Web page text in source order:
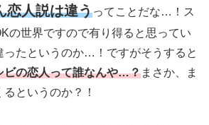
恋人説は違うってことだな…！ス
の世界ですので有り得ると思ってい
ったというのか…！ですがそうすると
ビの恋人って誰なんや…？まさか、ま
というのか？！